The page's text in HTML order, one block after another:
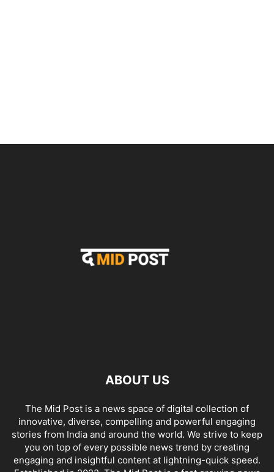
ABOUT US
The Mid Post is a news space of digital collection of
innovative, diverse, compelling and powerful engaging
stories from India and around the world. We strive to keep
you on top of every possible news trend by creating
engaging and insightful content at lightning-quick speed.